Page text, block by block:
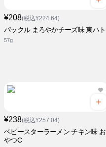
¥208(税込¥224.64)
パックル まろやかチーズ味 東ハト
57g
¥238(税込¥257.04)
ベビースターラーメン チキン味 お
やつC